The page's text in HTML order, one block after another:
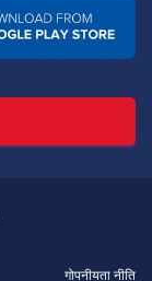
गोपनीयता नीति